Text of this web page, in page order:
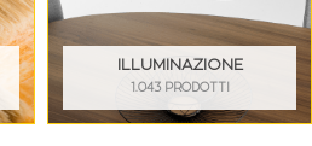
ILLUMINAZIONE
1.043 PRODOTTI